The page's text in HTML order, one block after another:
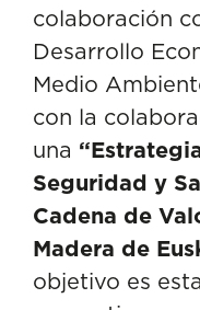
colaboración
Desarrollo
Medio
con la
una
Seguridad y
Cadena de
Madera de
objetivo es